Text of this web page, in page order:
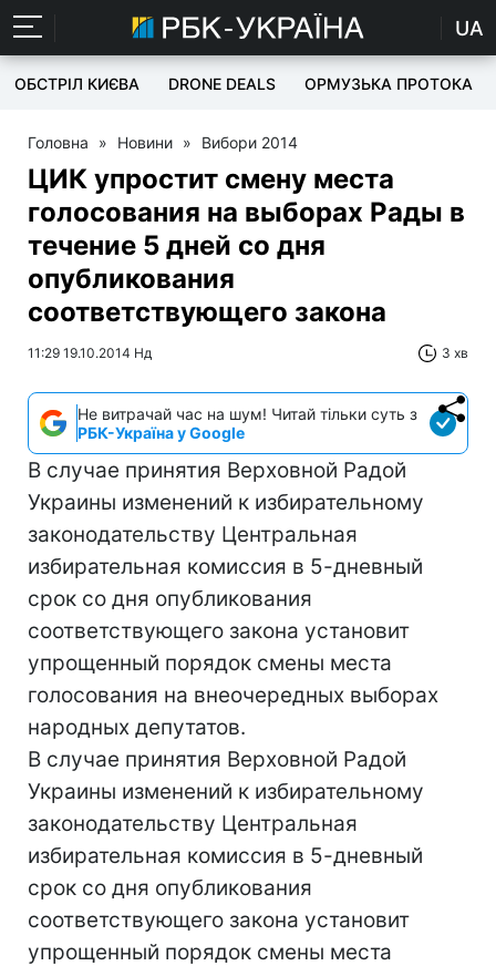
UA
ОБСТРІЛ КИЄВА DRONE DEALS ОРМУЗЬКА ПРОТОКА
Головна » Новини » Вибори 2014
ЦИК упростит смену места
голосования на выборах Рады в
течение 5 дней со дня
опубликования
соответствующего закона
11:29 19.10.2014 Нд 3 хв
Не витрачай час на шум! Читай тільки суть з
РБК-Україна у Google
В случае принятия Верховной Радой
Украины изменений к избирательному
законодательству Центральная
избирательная комиссия в 5-дневный
срок со дня опубликования
соответствующего закона установит
упрощенный порядок смены места
голосования на внеочередных выборах
народных депутатов.
В случае принятия Верховной Радой
Украины изменений к избирательному
законодательству Центральная
избирательная комиссия в 5-дневный
срок со дня опубликования
соответствующего закона установит
упрощенный порядок смены места